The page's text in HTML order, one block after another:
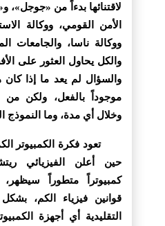
لاقتنائها بدءاً من «جوجل»،
الأمن القومي، ووكالة
ووكالة ناسا، والجامعات
والكل يحاول العثور على
والسؤال لم يعد ما إذا
موجوداً بالفعل، ولكن من
وخلال أي مدة، وما النموذج
حين أعلن الفيزيائي
كمبيوتراً متطوراً
قوانين فيزياء الكم،
التقليدية أي أجهزة